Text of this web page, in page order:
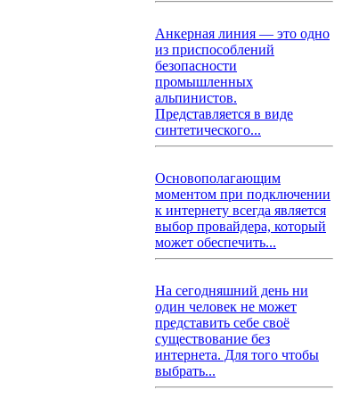
Анкерная линия — это одно
из приспособлений
безопасности
промышленных
альпинистов.
Представляется в виде
синтетического...
Основополагающим
моментом при подключении
к интернету всегда является
выбор провайдера, который
может обеспечить...
На сегодняшний день ни
один человек не может
представить себе своё
существование без
интернета. Для того чтобы
выбрать...